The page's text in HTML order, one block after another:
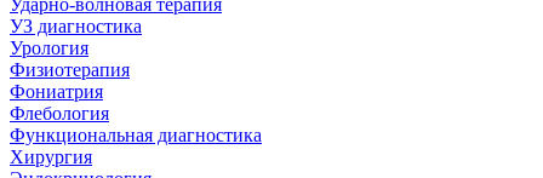
Ударно-волновая терапия
УЗ диагностика
Урология
Физиотерапия
Фониатрия
Флебология
Функциональная диагностика
Хирургия